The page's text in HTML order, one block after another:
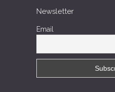
Newsletter
Email